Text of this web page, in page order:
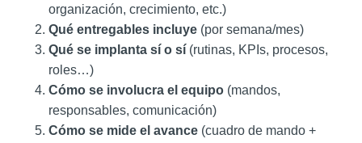
organización, crecimiento, etc.)
Qué entregables incluye (por semana/mes)
Qué se implanta sí o sí (rutinas, KPIs, procesos,
roles…)
Cómo se involucra el equipo (mandos,
responsables, comunicación)
Cómo se mide el avance (cuadro de mando +